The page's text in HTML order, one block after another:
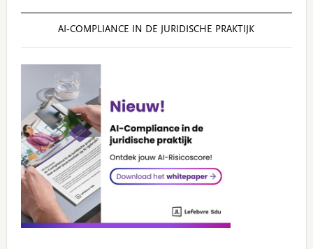
AI‑COMPLIANCE IN DE JURIDISCHE PRAKTIJK